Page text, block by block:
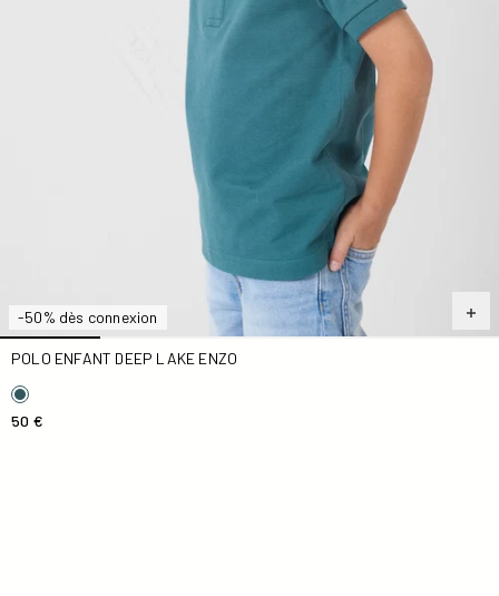
-50% dès connexion
POLO ENFANT DEEP LAKE ENZO
50 €